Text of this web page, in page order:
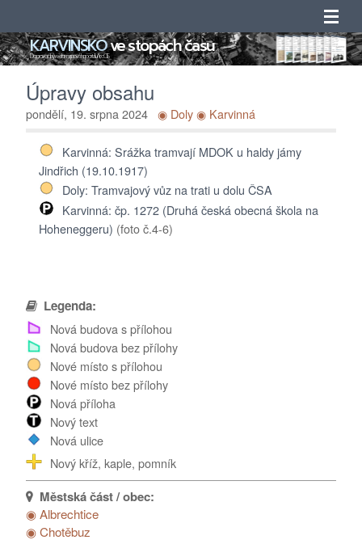
Úvod
Novinky
Katalogy
Seznamy
O projektu
Kontakty
Poděkování...
KARVINSKOve stopách času
Doprovodný web mapového portálu ArcGIS
Legenda:
Nová budova s přílohou
Nová budova bez přílohy
Nové místo s přílohou
Nové místo bez přílohy
Nová příloha
Nový text
Nová ulice
Nový kříž, kaple, pomník
◉ Albrechtice
◉ Chotěbuz
Úpravy obsahu
pondělí, 19. srpna 2024 ◉ Doly◉ Karvinná
Karvinná: Srážka tramvají MDOK u haldy jámy
Jindřich (19.10.1917)
Doly: Tramvajový vůz na trati u dolu ČSA
Karvinná: čp. 1272 (Druhá česká obecná škola na
Hoheneggeru) (foto č.4-6)